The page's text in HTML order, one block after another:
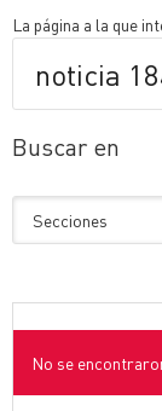
La página a la que
Buscar en
No se